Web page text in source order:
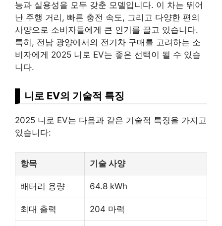
능과 실용성을 모두 갖춘 모델입니다. 이 차는 뛰어
난 주행 거리, 빠른 충전 속도, 그리고 다양한 편의
사양으로 소비자들에게 큰 인기를 끌고 있습니다.
특히, 전남 광양에서의 전기차 구매를 고려하는 소
비자에게 2025 니로 EV는 좋은 선택이 될 수 있습
니다.
니로 EV의 기술적 특징
2025 니로 EV는 다음과 같은 기술적 특징을 가지고
있습니다:
항목 기술 사양
배터리 용량 64.8 kWh
최대 출력 204 마력